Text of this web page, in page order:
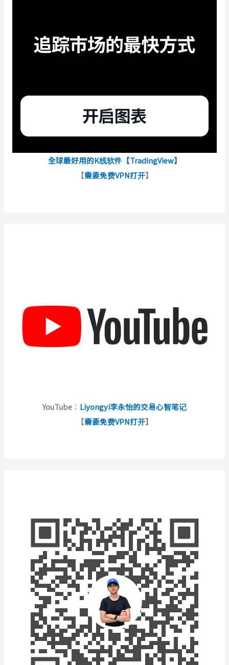
全球最好用的K线软件【TradingView】
【需要免费VPN打开】
YouTube ： Liyongyi李永怡的交易心智笔记
【需要免费VPN打开】